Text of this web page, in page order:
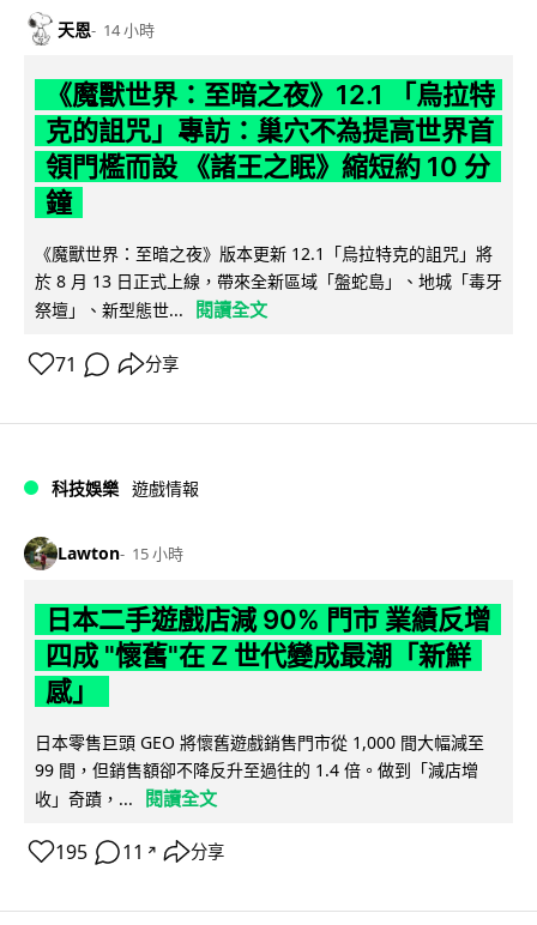
天恩 14 小時
《魔獸世界：至暗之夜》12.1 「烏拉特
克的詛咒」專訪：巢穴不為提高世界首
領門檻而設 《諸王之眠》縮短約 10 分
鐘
《魔獸世界：至暗之夜》版本更新 12.1「烏拉特克的詛咒」將
於 8 月 13 日正式上線，帶來全新區域「盤蛇島」、地城「毒牙
祭壇」、新型態世...
閱讀全文
71 分享
科技娛樂 遊戲情報
Lawton 15 小時
日本二手遊戲店減 90% 門市 業績反增
四成 "懷舊"在 Z 世代變成最潮「新鮮
感」
日本零售巨頭 GEO 將懷舊遊戲銷售門市從 1,000 間大幅減至
99 間，但銷售額卻不降反升至過往的 1.4 倍。做到「減店增
收」奇蹟，...
閱讀全文
195 11 ↗ 分享